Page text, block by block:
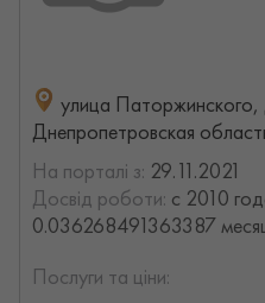
улица
Днепропетровская
На порталі з: 29.11.2021
Досвід роботи: с 2010
0.036268491363387
Послуги та ціни: